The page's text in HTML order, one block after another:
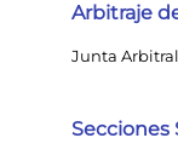
Arbitraje
Junta
Secciones